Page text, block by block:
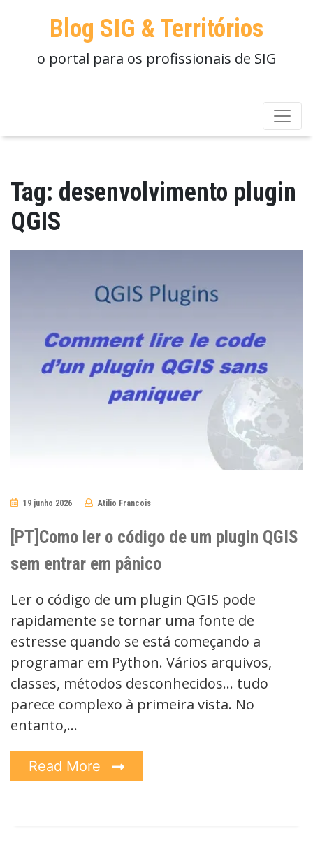
Blog SIG & Territórios
o portal para os profissionais de SIG
Tag: desenvolvimento plugin
QGIS
19 junho 2026 Atilio Francois
[PT]Como ler o código de um plugin QGIS
sem entrar em pânico
Ler o código de um plugin QGIS pode
rapidamente se tornar uma fonte de
estresse quando se está começando a
programar em Python. Vários arquivos,
classes, métodos desconhecidos… tudo
parece complexo à primeira vista. No
entanto,…
Read More